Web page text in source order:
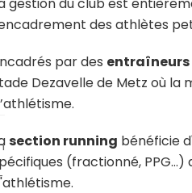
des athlètes
par des
Dezavelle de Metz où la
section running bénéficie
(fractionné,